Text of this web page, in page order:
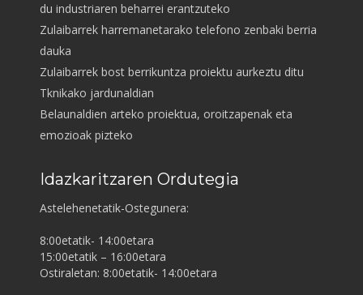
du industriaren beharrei erantzuteko
Zulaibarrek harremanetarako telefono zenbaki berria
dauka
Zulaibarrek bost berrikuntza proiektu aurkeztu ditu
Tknikako jardunaldian
Belaunaldien arteko proiektua, oroitzapenak eta
emozioak pizteko
Idazkaritzaren Ordutegia
Astelehenetatik-Ostegunera:
8:00etatik- 14:00etara
15:00etatik – 16:00etara
Ostiraletan: 8:00etatik- 14:00etara